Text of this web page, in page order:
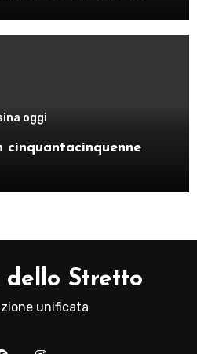
oggi
cinquantacinquenne
dello Stretto
unificata